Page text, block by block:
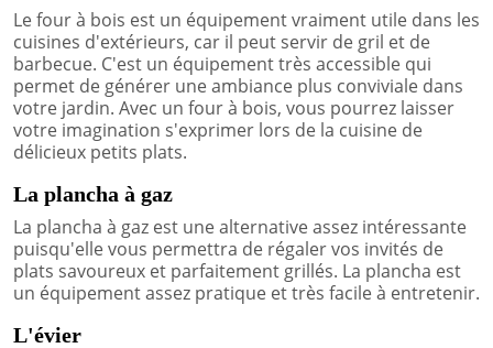
Le four à bois est un équipement vraiment utile dans les
cuisines d'extérieurs, car il peut servir de gril et de
barbecue. C'est un équipement très accessible qui
permet de générer une ambiance plus conviviale dans
votre jardin. Avec un four à bois, vous pourrez laisser
votre imagination s'exprimer lors de la cuisine de
délicieux petits plats.
La plancha à gaz
La plancha à gaz est une alternative assez intéressante
puisqu'elle vous permettra de régaler vos invités de
plats savoureux et parfaitement grillés. La plancha est
un équipement assez pratique et très facile à entretenir.
L'évier